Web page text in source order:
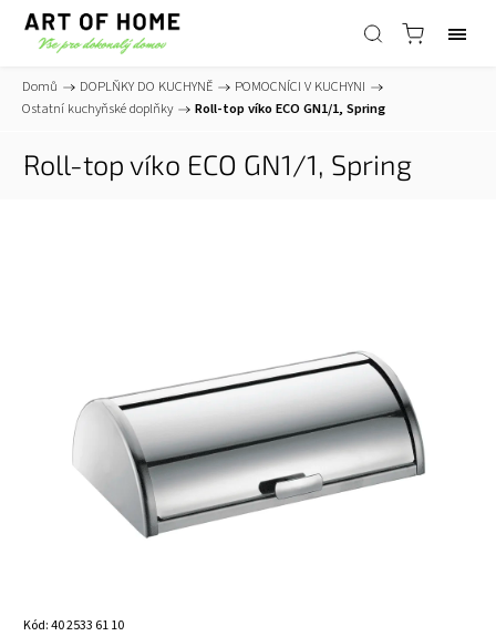
Domů / DOPLŇKY DO KUCHYNĚ / POMOCNÍCI V KUCHYNI /
Ostatní kuchyňské doplňky / Roll-top víko ECO GN1/1, Spring
Roll-top víko ECO GN1/1, Spring
Kód:40 2533 61 10